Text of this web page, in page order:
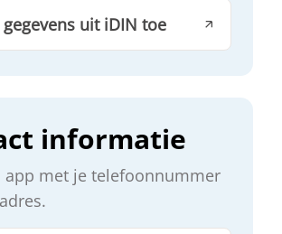
uit iDIN toe
informatie
app met je telefoonnummer